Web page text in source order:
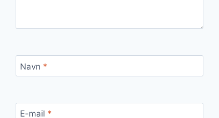
Navn *
E-mail *